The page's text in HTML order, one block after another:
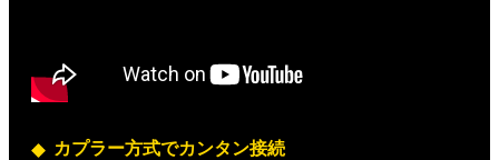
カプラー方式でカンタン接続